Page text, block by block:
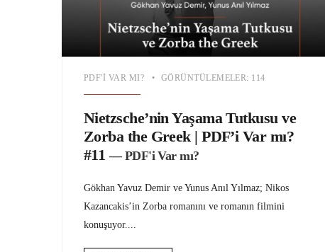
PDF'I VAR MI? • GÖRÜNTÜLEMELER: 114
Nietzsche’nin Yaşama Tutkusu ve
Zorba the Greek | PDF’i Var mı?
#11 — PDF'i Var mı?
Gökhan Yavuz Demir ve Yunus Anıl Yılmaz; Nikos
Kazancakis’in Zorba romanını ve romanın filmini
konuşuyor....